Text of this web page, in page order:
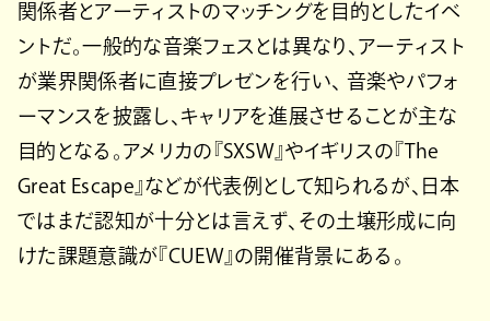
関係者とアーティストのマッチングを目的としたイベ
ントだ。一般的な音楽フェスとは異なり、アーティスト
が業界関係者に直接プレゼンを行い、 音楽やパフォ
ーマンスを披露し、キャリアを進展させることが主な
目的となる。アメリカの『SXSW』やイギリスの『The
Great Escape』などが代表例として知られるが、日本
ではまだ認知が十分とは言えず、その土壌形成に向
けた課題意識が『CUEW』の開催背景にある。